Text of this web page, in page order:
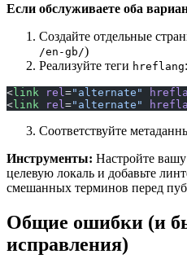
Если обслуживаете оба
Создайте отдельные
/en-gb/)
Реализуйте теги hreflang:
<link rel ="alternate"
<link rel ="alternate"
Соответствуйте
Инструменты: Настройте
целевую локаль и добавьте
смешанных терминов перед
Общие ошибки (и
исправления)